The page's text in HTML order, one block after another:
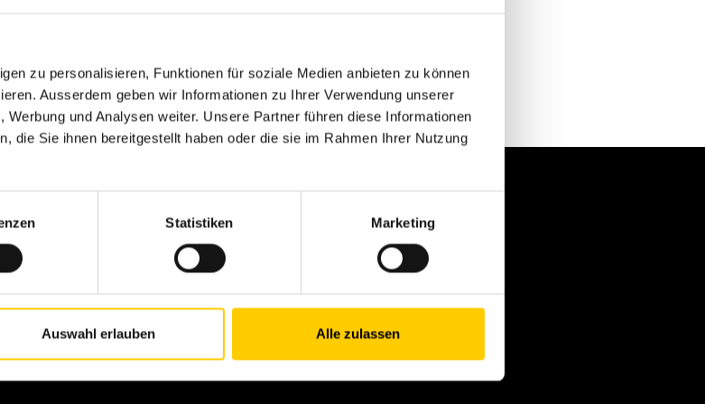
zu personalisieren, Funktionen für soziale Medien anbieten zu können
Ausserdem geben wir Informationen zu Ihrer Verwendung unserer
und Analysen weiter. Unsere Partner führen diese Informationen
die Sie ihnen bereitgestellt haben oder die sie im Rahmen Ihrer Nutzung
Statistiken Marketing
Auswahl erlauben Alle zulassen
(PDF), a partire dal 1.1.2026
a partire dal 1.1.2026
a partire dal 1.1.2026 - English
dei clienti
e riparazioni
di servizio
Onlineshops
Cat® Parts Store
Avesco Store
Cat Merchandise Shop